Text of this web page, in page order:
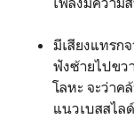
มีเสียงแทรก
ฟังซ้ายไปขว
โลหะ จะว่า
แนวเบสสไล